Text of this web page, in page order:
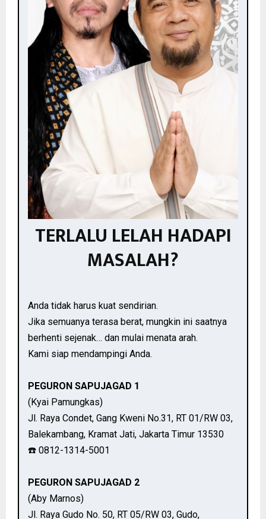
TERLALU LELAH HADAPI
MASALAH?
Anda tidak harus kuat sendirian.
Jika semuanya terasa berat, mungkin ini saatnya
berhenti sejenak… dan mulai menata arah.
Kami siap mendampingi Anda.
PEGURON SAPUJAGAD 1
(Kyai Pamungkas)
Jl. Raya Condet, Gang Kweni No.31, RT 01/RW 03,
Balekambang, Kramat Jati, Jakarta Timur 13530
☎️ 0812-1314-5001
PEGURON SAPUJAGAD 2
(Aby Marnos)
Jl. Raya Gudo No. 50, RT 05/RW 03, Gudo,